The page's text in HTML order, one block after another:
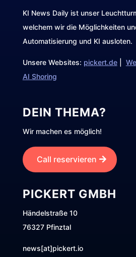
KI News Daily ist unser
welchem wir die Möglichkeiten
Automatisierung und KI ausloten.
Unsere Websites: pickert.de|
AI Shoring
DEIN THEMA?
Wir machen es möglich!
Call reservieren
PICKERT GMBH
Händelstraße 10
76327 Pfinztal
news[at]pickert.io